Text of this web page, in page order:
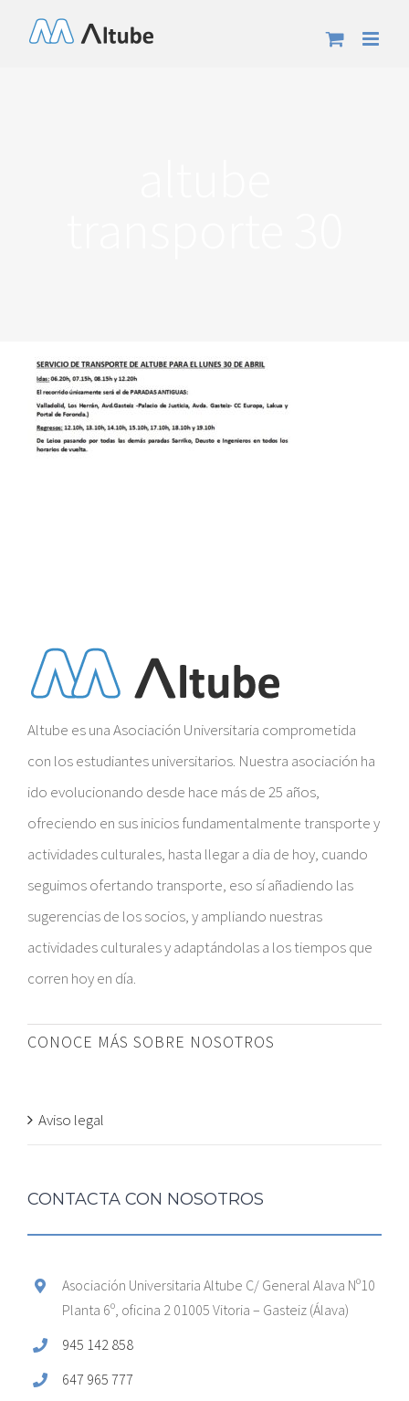
Altube es una Asociación Universitaria comprometida
con los estudiantes universitarios. Nuestra asociación ha
ido evolucionando desde hace más de 25 años,
ofreciendo en sus inicios fundamentalmente transporte y
actividades culturales, hasta llegar a dia de hoy, cuando
seguimos ofertando transporte, eso sí añadiendo las
sugerencias de los socios, y ampliando nuestras
actividades culturales y adaptándolas a los tiempos que
corren hoy en día.
CONOCE MÁS SOBRE NOSOTROS
Aviso legal
CONTACTA CON NOSOTROS
Asociación Universitaria Altube C/ General Alava Nº10
Planta 6º, oficina 2 01005 Vitoria – Gasteiz (Álava)
945 142 858
647 965 777